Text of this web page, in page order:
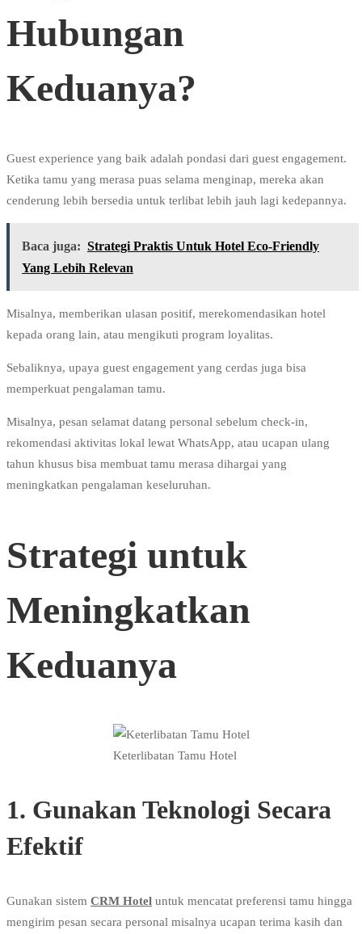
Hubungan
Keduanya?
Guest experience yang baik adalah pondasi dari guest engagement.
Ketika tamu yang merasa puas selama menginap, mereka akan
cenderung lebih bersedia untuk terlibat lebih jauh lagi kedepannya.
Baca juga: Strategi Praktis Untuk Hotel Eco-Friendly
Yang Lebih Relevan
Misalnya, memberikan ulasan positif, merekomendasikan hotel
kepada orang lain, atau mengikuti program loyalitas.
Sebaliknya, upaya guest engagement yang cerdas juga bisa
memperkuat pengalaman tamu.
Misalnya, pesan selamat datang personal sebelum check-in,
rekomendasi aktivitas lokal lewat WhatsApp, atau ucapan ulang
tahun khusus bisa membuat tamu merasa dihargai yang
meningkatkan pengalaman keseluruhan.
Strategi untuk
Meningkatkan
Keduanya
Keterlibatan Tamu Hotel
1. Gunakan Teknologi Secara
Efektif
Gunakan sistem CRM Hotel untuk mencatat preferensi tamu hingga
mengirim pesan secara personal misalnya ucapan terima kasih dan